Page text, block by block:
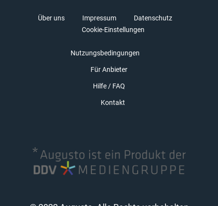
Über uns Impressum
Datenschutz
Cookie-Einstellungen
Nutzungsbedingungen
Für Anbieter
Hilfe / FAQ
Kontakt